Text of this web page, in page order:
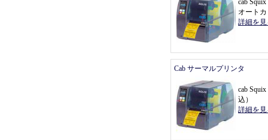
cab
オート
詳細を
Cab サーマルプリンタ
cab
込 ）
詳細を